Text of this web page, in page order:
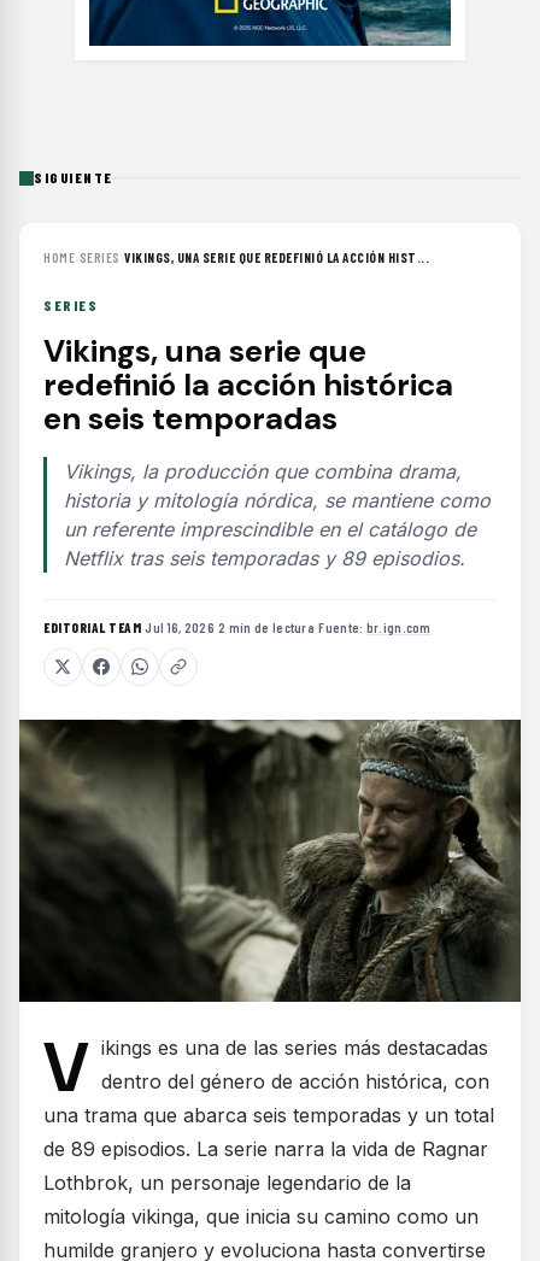
SIGUIENTE
HOME› SERIES ›VIKINGS, UNA SERIE QUE REDEFINIÓ LA ACCIÓN HIST...
SERIES
Vikings, una serie que
redefinió la acción histórica
en seis temporadas
Vikings, la producción que combina drama,
historia y mitología nórdica, se mantiene como
un referente imprescindible en el catálogo de
Netflix tras seis temporadas y 89 episodios.
EDITORIAL TEAM·Jul 16, 2026·2 min de lectura·Fuente: br.ign.com
V ikings es una de las series más destacadas
dentro del género de acción histórica, con
una trama que abarca seis temporadas y un total
de 89 episodios. La serie narra la vida de Ragnar
Lothbrok, un personaje legendario de la
mitología vikinga, que inicia su camino como un
humilde granjero y evoluciona hasta convertirse